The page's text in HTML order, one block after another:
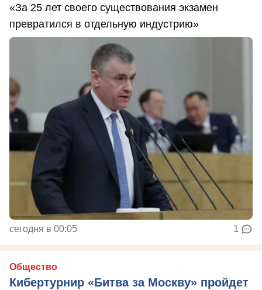
«За 25 лет своего существования экзамен
превратился в отдельную индустрию»
сегодня в 00:05 1
Общество
Кибертурнир «Битва за Москву» пройдет